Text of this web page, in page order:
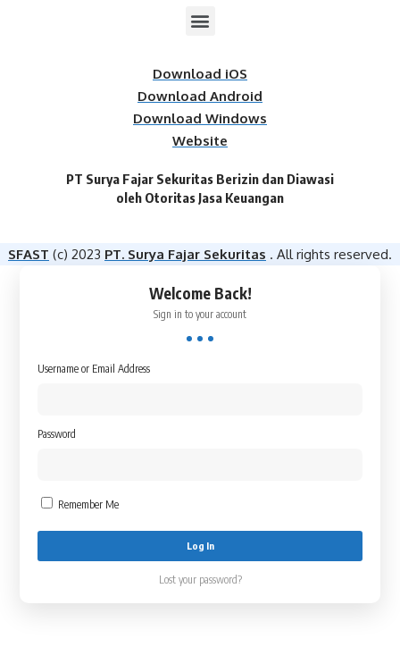
Download iOS
Download Android
Download Windows
Website
PT Surya Fajar Sekuritas Berizin dan Diawasi
oleh Otoritas Jasa Keuangan​
SFAST (c) 2023 PT. Surya Fajar Sekuritas . All rights reserved.
Welcome Back!
Sign in to your account
Username or Email Address
Password
Remember Me
Lost your password?